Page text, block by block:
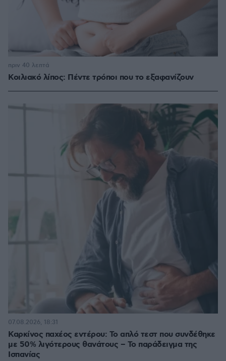
Κοιλιακό λίπος: Πέντε τρόποι που το εξαφανίζουν
πριν 40 λεπτά
Καρκίνος παχέος εντέρου: Το απλό τεστ που συνδέθηκε
με 50% λιγότερους θανάτους – Το παράδειγμα της
Ισπανίας
07.08.2026, 18:31